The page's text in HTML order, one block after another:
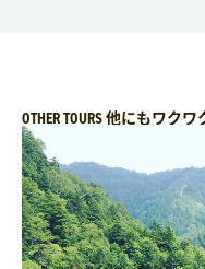
OTHER TOURS他にもワクワ